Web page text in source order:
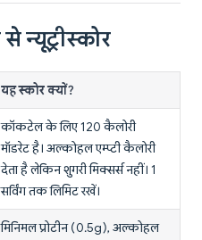
न्यूट्रीस्कोर
यह स्कोर क्यों?
कॉकटेल के लिए 120 कैलोरी
मॉडरेट है। अल्कोहल एम्प्टी कैलोरी
देता है लेकिन शुगरी मिक्सर्स नहीं। 1
सर्विंग तक लिमिट रखें।
मिनिमल प्रोटीन (0.5g), अल्कोहल